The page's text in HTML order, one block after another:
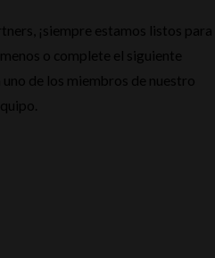
¡siempre estamos listos para
o complete el siguiente
de los miembros de nuestro